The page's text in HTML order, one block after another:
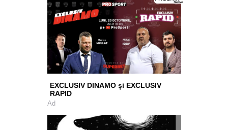
EXCLUSIV DINAMO și EXCLUSIV
RAPID
Ad